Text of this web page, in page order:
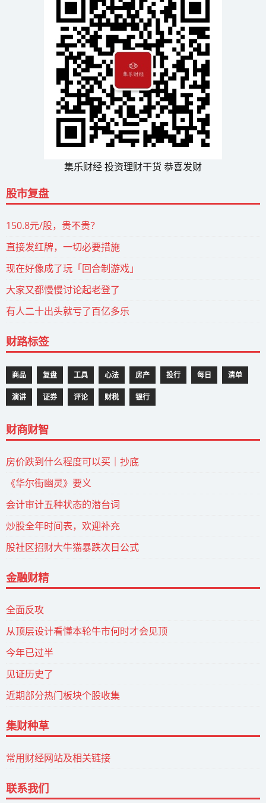
集乐财经 投资理财干货 恭喜发财
股市复盘
150.8元/股，贵不贵？
直接发红牌，一切必要措施
现在好像成了玩「回合制游戏」
大家又都慢慢讨论起老登了
有人二十出头就亏了百亿多乐
财路标签
商品 复盘 工具 心法 房产 投行 每日 清单
演讲 证券 评论 财税 银行
财商财智
房价跌到什么程度可以买｜抄底
《华尔街幽灵》要义
会计审计五种状态的潜台词
炒股全年时间表，欢迎补充
股社区招财大牛猫暴跌次日公式
金融财精
全面反攻
从顶层设计看懂本轮牛市何时才会见顶
今年已过半
见证历史了
近期部分热门板块个股收集
集财种草
常用财经网站及相关链接
联系我们